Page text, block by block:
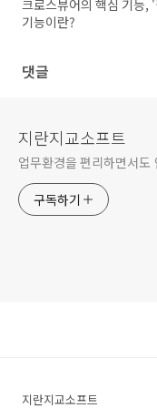
크로스뷰어의 핵심 기능,
기능이란?
댓글
지란지교소프트
업무환경을 편리하면서도
구독하기
지란지교소프트